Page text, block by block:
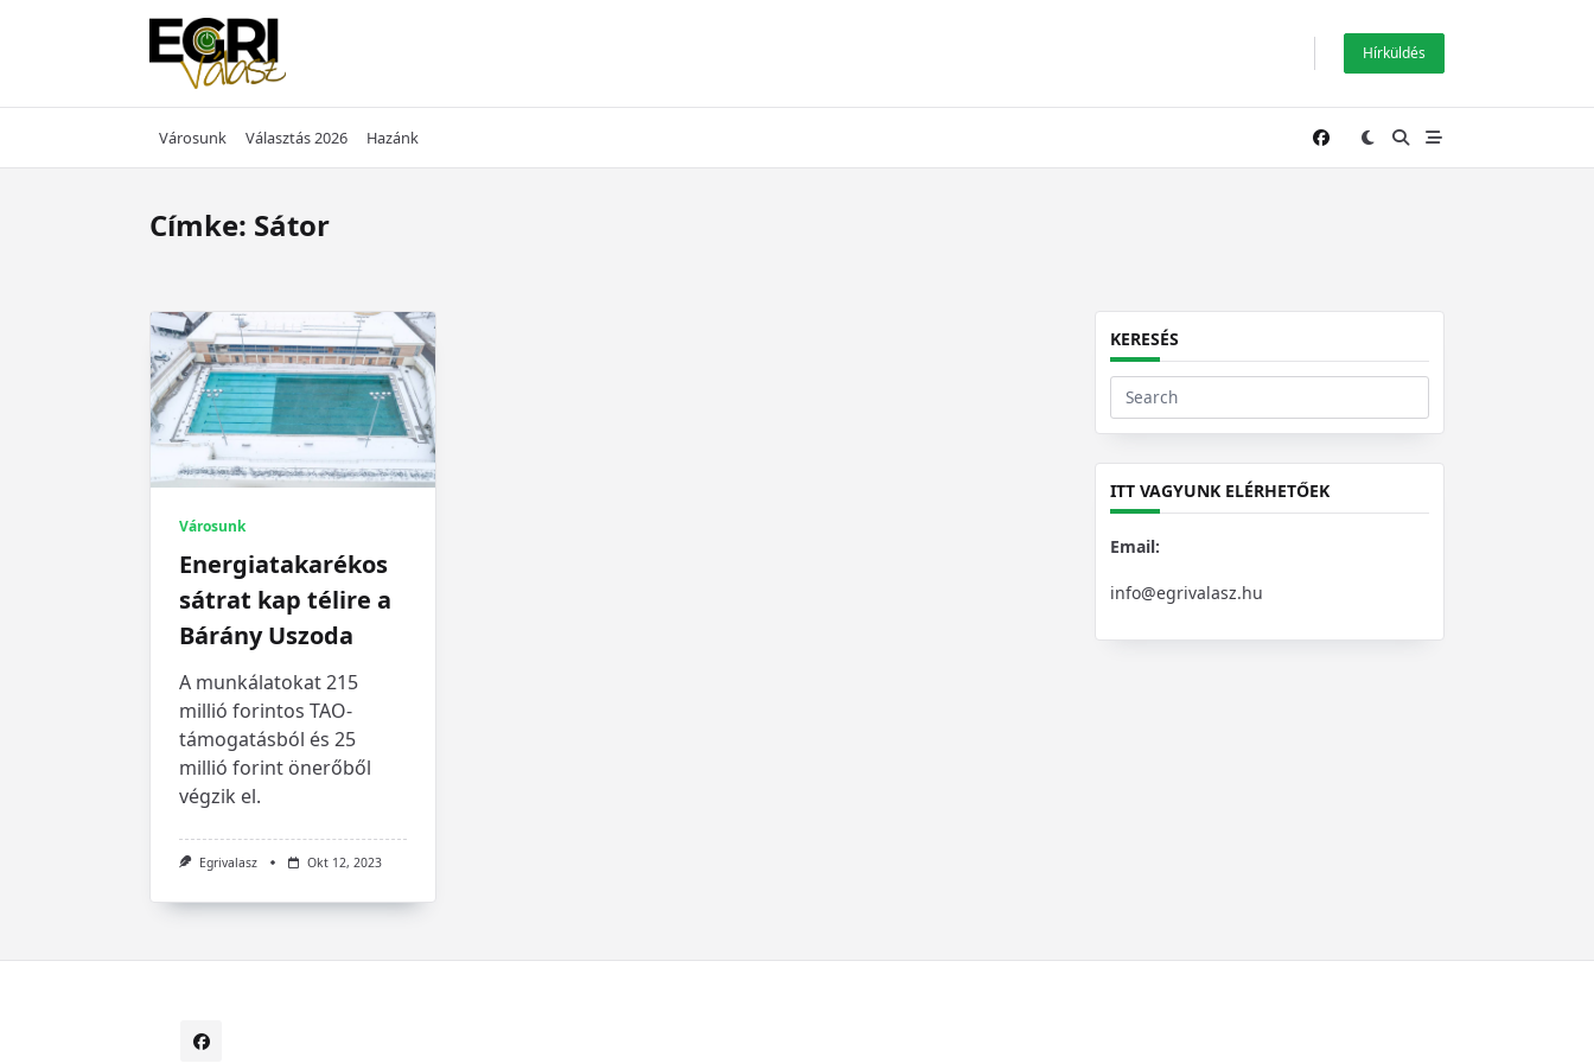
Hírküldés
Városunk Választás 2026 Hazánk
Címke: Sátor
Városunk
Energiatakarékos
sátrat kap télire a
Bárány Uszoda
A munkálatokat 215
millió forintos TAO-
támogatásból és 25
millió forint önerőből
végzik el.
Egrivalasz Okt 12, 2023
KERESÉS
Search
for:
ITT VAGYUNK ELÉRHETŐEK
Email:
info@egrivalasz.hu